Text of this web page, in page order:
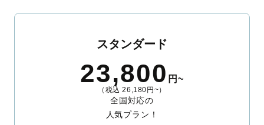
スタンダード
23,800 円~
（税込 26,180円~）
全国対応の
人気プラン！